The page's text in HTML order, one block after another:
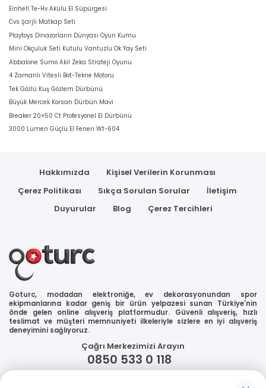
Einhell Te-Hv Akülü El Süpürgesi
Cvs Şarjli Matkap Seti
Playtoys Dinazorların Dünyası Oyun Kumu
Mini Okçuluk Seti Kutulu Vantuzlu Ok Yay Seti
Abbalone Sumo Akil Zeka Strateji Oyunu
4 Zamanlı Vitesli Bot-Tekne Motoru
Tek Gözlü Kuş Gözlem Dürbünü
Büyük Mercek Korsan Dürbün Mavi
Breaker 20×50 Ct Profesyonel El Dürbünü
3000 Lümen Güçlü El Feneri Wt-604
Hakkımızda
Kişisel Verilerin Korunması
Çerez Politikası
Sıkça Sorulan Sorular
İletişim
Duyurular
Blog Çerez Tercihleri
Goturc, modadan elektroniğe, ev dekorasyonundan spor
ekipmanlarına kadar geniş bir ürün yelpazesi sunan Türkiye'nin
önde gelen online alışveriş platformudur. Güvenli alışveriş, hızlı
teslimat ve müşteri memnuniyeti ilkeleriyle sizlere en iyi alışveriş
deneyimini sağlıyoruz.
Çağrı Merkezimizi Arayın
0850 533 0 118